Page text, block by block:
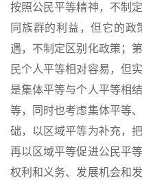
按照公民平等精神，不制
同族群的利益，但它的
遇，不制定区别化政策；
民个人平等相对容易，但
是集体平等与个人平等相
等，同时也考虑集体平等
础，以区域平等为补充，
再以区域平等促进公民平
权利和义务、发展机会和